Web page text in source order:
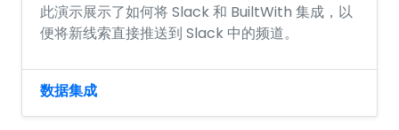
此演示展示了如何将 Slack 和 BuiltWith 集成，以
便将新线索直接推送到 Slack 中的频道。
数据集成